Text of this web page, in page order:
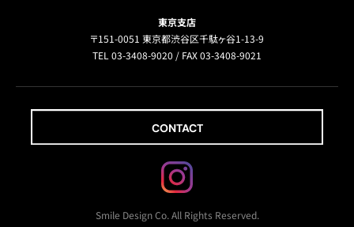
東京支店
〒151-0051 東京都渋谷区千駄ヶ谷1-13-9
TEL 03-3408-9020 / FAX 03-3408-9021
CONTACT
Smile Design Co. All Rights Reserved.